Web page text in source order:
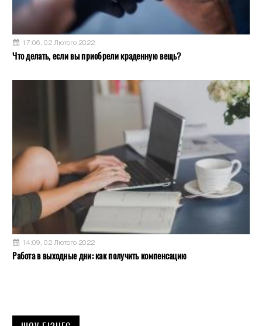
17:06, 02 Лютого 2022
Что делать, если вы приобрели краденную вещь?
14:09, 02 Лютого 2022
Работа в выходные дни: как получить компенсацию